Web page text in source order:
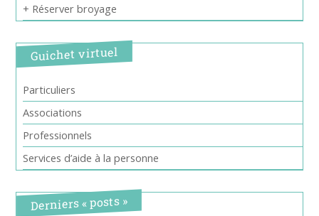
+ Réserver broyage
Guichet virtuel
Particuliers
Associations
Professionnels
Services d’aide à la personne
Derniers « posts »